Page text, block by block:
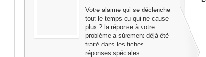
Votre alarme qui se déclenche
tout le temps ou qui ne cause
plus ? la réponse à votre
problème a sûrement déjà été
traité dans les fiches
réponses spéciales.